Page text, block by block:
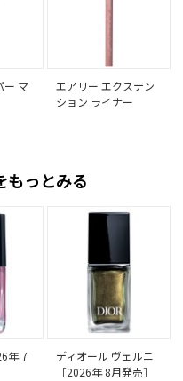
ー マ
エアリー エクステン
ション ライナー
もっとみる
年 7
ディオール ヴェルニ
［2026年 8月発売］